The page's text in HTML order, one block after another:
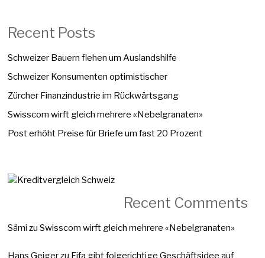
Recent Posts
Schweizer Bauern flehen um Auslandshilfe
Schweizer Konsumenten optimistischer
Zürcher Finanzindustrie im Rückwärtsgang
Swisscom wirft gleich mehrere «Nebelgranaten»
Post erhöht Preise für Briefe um fast 20 Prozent
Recent Comments
Sämi zuSwisscom wirft gleich mehrere «Nebelgranaten»
Hans Geigerzu Fifa gibt folgerichtige Geschäftsidee auf